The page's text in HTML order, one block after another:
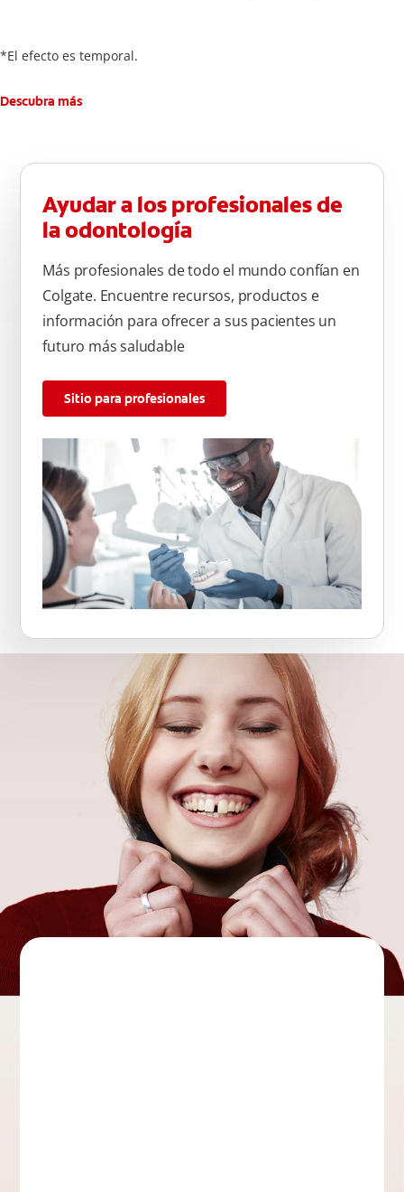
*El efecto es temporal.
Descubra más
Ayudar a los profesionales de
la odontología
Más profesionales de todo el mundo confían en
Colgate. Encuentre recursos, productos e
información para ofrecer a sus pacientes un
futuro más saludable
Sitio para profesionales